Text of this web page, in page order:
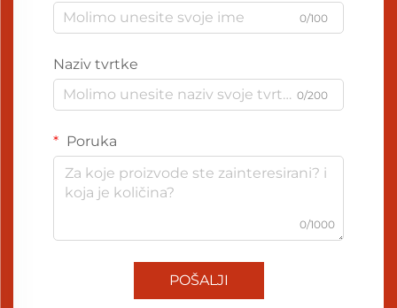
0/100
Naziv tvrtke
0/200
Poruka
0/1000
POŠALJI